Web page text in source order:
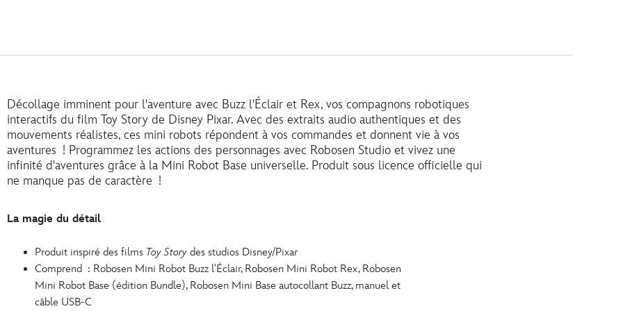
Décollage imminent pour l'aventure avec Buzz l'Éclair et Rex, vos compagnons robotiques
interactifs du film Toy Story de Disney Pixar. Avec des extraits audio authentiques et des
mouvements réalistes, ces mini robots répondent à vos commandes et donnent vie à vos
aventures ! Programmez les actions des personnages avec Robosen Studio et vivez une
infinité d'aventures grâce à la Mini Robot Base universelle. Produit sous licence officielle qui
ne manque pas de caractère !
La magie du détail
Produit inspiré des films Toy Story des studios Disney/Pixar
Comprend : Robosen Mini Robot Buzz l'Éclair, Robosen Mini Robot Rex, Robosen
Mini Robot Base (édition Bundle), Robosen Mini Base autocollant Buzz, manuel et
câble USB-C